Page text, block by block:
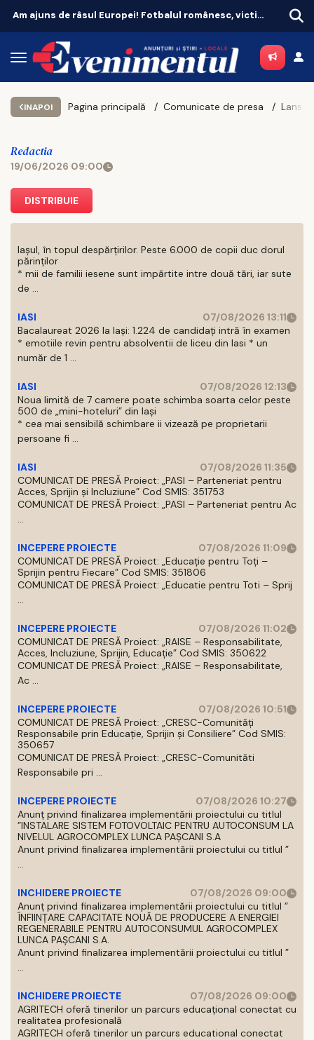
INAPOI Pagina principală Comunicate de presa
Redactia
19/06/2026 09:00
DISTRIBUIE
Iașul, în topul despărțirilor. Peste 6.000 de copii duc dorul
părinților
* mii de familii iesene sunt impărtite intre două tări, iar sute
de ...
IASI
07/08/2026 13:11
Bacalaureat 2026 la Iași: 1.224 de candidați intră în examen
* emotiile revin pentru absolventii de liceu din Iasi * un
număr de 1 ...
IASI
07/08/2026 12:13
Noua limită de 7 camere poate schimba soarta celor peste
500 de „mini-hoteluri” din Iași
* cea mai sensibilă schimbare ii vizează pe proprietarii
persoane fi ...
IASI
07/08/2026 11:35
COMUNICAT DE PRESĂ Proiect: „PASI – Parteneriat pentru
Acces, Sprijin și Incluziune” Cod SMIS: 351753
COMUNICAT DE PRESĂ Proiect: „PASI – Parteneriat pentru Ac
...
INCEPERE PROIECTE
07/08/2026 11:09
COMUNICAT DE PRESĂ Proiect: „Educație pentru Toți –
Sprijin pentru Fiecare” Cod SMIS: 351806
COMUNICAT DE PRESĂ Proiect: „Educatie pentru Toti – Sprij
...
INCEPERE PROIECTE
07/08/2026 11:02
COMUNICAT DE PRESĂ Proiect: „RAISE – Responsabilitate,
Acces, Incluziune, Sprijin, Educație” Cod SMIS: 350622
COMUNICAT DE PRESĂ Proiect: „RAISE – Responsabilitate,
Ac ...
INCEPERE PROIECTE
07/08/2026 10:51
COMUNICAT DE PRESĂ Proiect: „CRESC-Comunități
Responsabile prin Educație, Sprijin și Consiliere” Cod SMIS:
350657
COMUNICAT DE PRESĂ Proiect: „CRESC-Comunităti
Responsabile pri ...
INCEPERE PROIECTE
07/08/2026 10:27
Anunț privind finalizarea implementării proiectului cu titlul
”INSTALARE SISTEM FOTOVOLTAIC PENTRU AUTOCONSUM LA
NIVELUL AGROCOMPLEX LUNCA PAȘCANI S.A
Anunt privind finalizarea implementării proiectului cu titlul ”
...
INCHIDERE PROIECTE
07/08/2026 09:00
Anunț privind finalizarea implementării proiectului cu titlul ”
ÎNFIINȚARE CAPACITATE NOUĂ DE PRODUCERE A ENERGIEI
REGENERABILE PENTRU AUTOCONSUMUL AGROCOMPLEX
LUNCA PAȘCANI S.A.
Anunt privind finalizarea implementării proiectului cu titlul ”
...
INCHIDERE PROIECTE
07/08/2026 09:00
AGRITECH oferă tinerilor un parcurs educațional conectat cu
realitatea profesională
AGRITECH oferă tinerilor un parcurs educational conectat